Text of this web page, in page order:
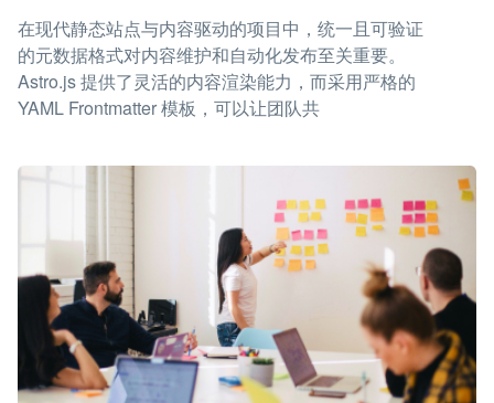
在现代静态站点与内容驱动的项目中，统一且可验证
的元数据格式对内容维护和自动化发布至关重要。
Astro.js 提供了灵活的内容渲染能力，而采用严格的
YAML Frontmatter 模板，可以让团队共